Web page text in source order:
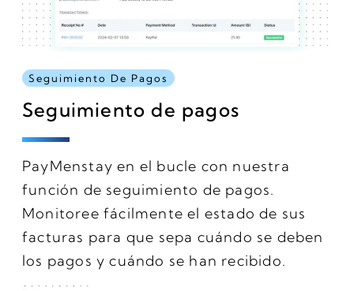
Seguimiento De Pagos
Seguimiento de pagos
PayMenstay en el bucle con nuestra
función de seguimiento de pagos.
Monitoree fácilmente el estado de sus
facturas para que sepa cuándo se deben
los pagos y cuándo se han recibido.